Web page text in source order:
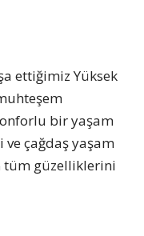
ettiğimiz Yüksek
bir yaşam
ve çağdaş yaşam
tüm güzelliklerini